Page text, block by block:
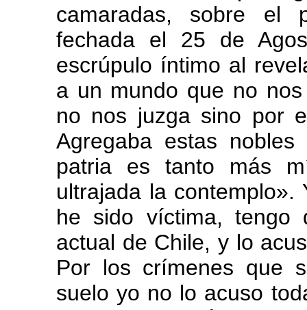
camaradas, sobre el
fechada el 25 de
escrúpulo íntimo al
a un mundo que no
no nos juzga sino por
Agregaba estas
patria es tanto más
ultrajada la
he sido víctima, tengo
actual de Chile, y lo
Por los crímenes que
suelo yo no lo acuso